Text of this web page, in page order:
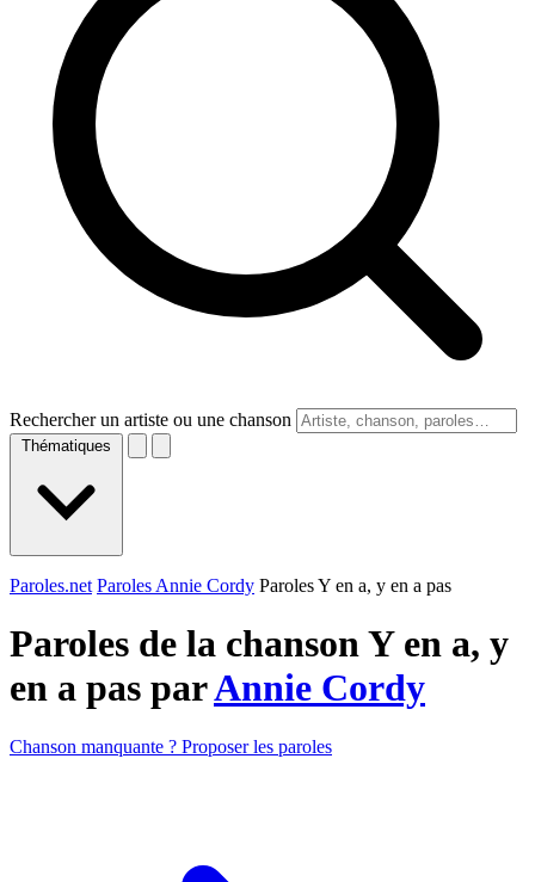
Rechercher un artiste ou une chanson
Thématiques
Paroles.net Paroles Annie Cordy Paroles Y en a, y en a pas
Paroles de la chanson Y en a, y
en a pas parAnnie Cordy
Chanson manquante ? Proposer les paroles